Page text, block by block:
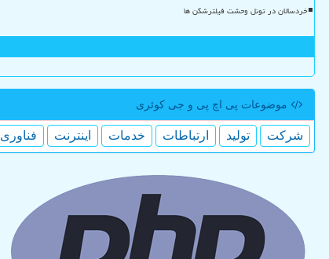
خردسالان در تونل وحشت فیلترشکن ها
موضوعات پی اچ پی و جی كوئری
شركت تولید ارتباطات خدمات اینترنت فناوری